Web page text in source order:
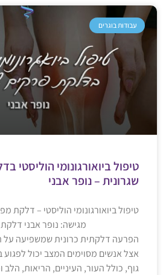
עבודות בוגרים
טיפול ביואורגונומי הוליסטי
שגרונית – נופר אבני
טיפול ביואורגונומי הוליסטי – דלקת
מגישה: נופר אבני דלקת
הפרעה דלקתית כרונית שמשפיעה
אצל אנשים מסוימים המצב יכול
גוף, כולל העור, העיניים, הריאות,